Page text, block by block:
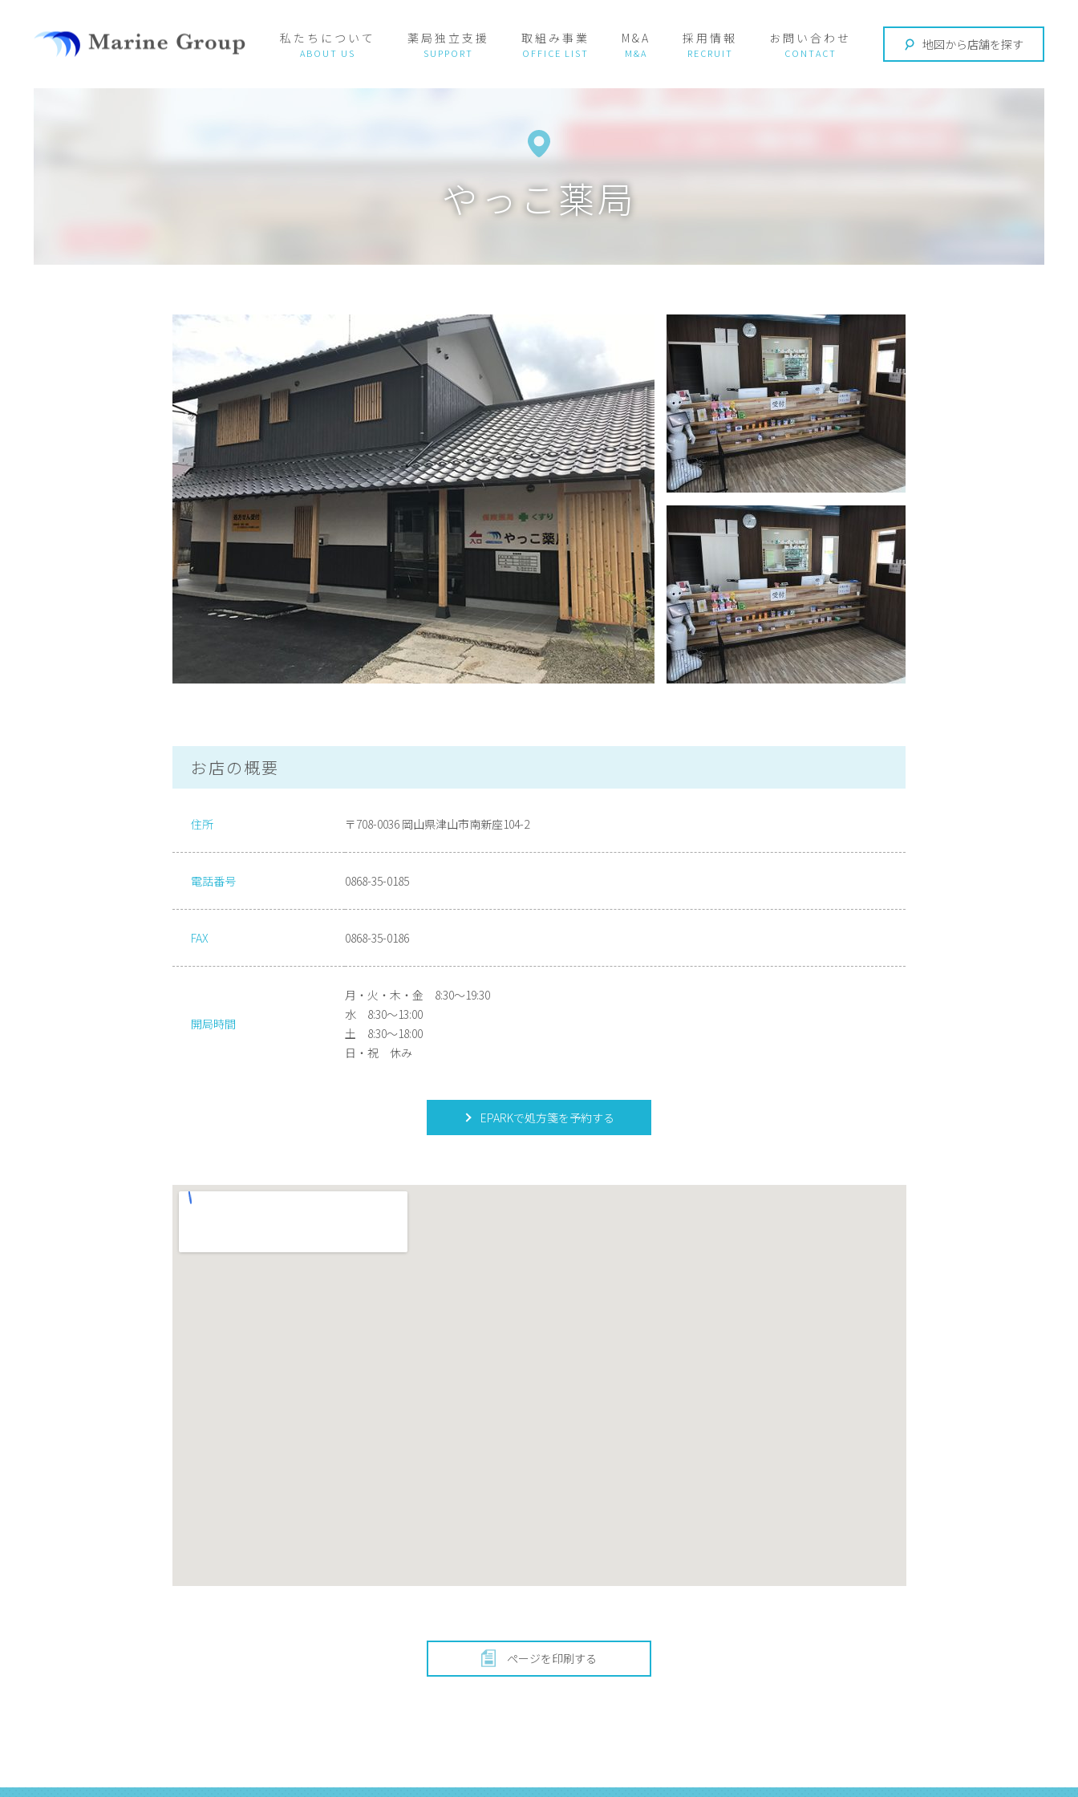
私たちについて 薬局独立支援 取組み事業 M&A 採用情報 お問い合わせ 地図から店舗を探す
やっこ薬局
お店の概要
住所 〒708-0036 岡山県津山市南新座104-2
電話番号 0868-35-0185
FAX 0868-35-0186
開局時間
月・火・木・金 8:30～19:30
水 8:30～13:00
土 8:30～18:00
日・祝 休み
EPARKで処方箋を予約する
ページを印刷する